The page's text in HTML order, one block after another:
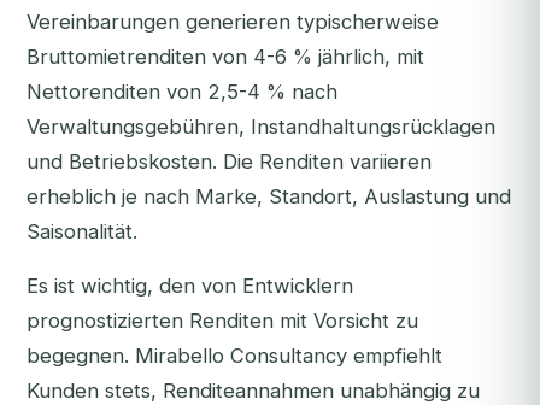
Vereinbarungen generieren typischerweise
Bruttomietrenditen von 4-6 % jährlich, mit
Nettorenditen von 2,5-4 % nach
Verwaltungsgebühren, Instandhaltungsrücklagen
und Betriebskosten. Die Renditen variieren
erheblich je nach Marke, Standort, Auslastung und
Saisonalität.
Es ist wichtig, den von Entwicklern
prognostizierten Renditen mit Vorsicht zu
begegnen. Mirabello Consultancy empfiehlt
Kunden stets, Renditeannahmen unabhängig zu